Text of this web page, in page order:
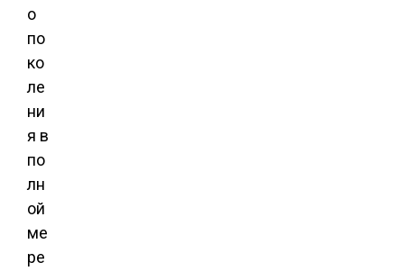
о
по
ко
ле
ни
я в
по
лн
ой
ме
ре